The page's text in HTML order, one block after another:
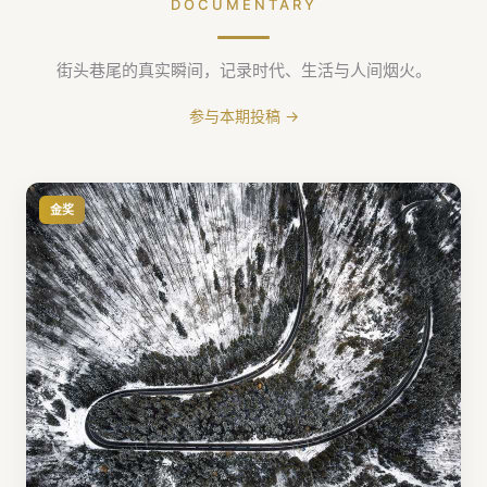
DOCUMENTARY
街头巷尾的真实瞬间，记录时代、生活与人间烟火。
参与本期投稿 →
金奖